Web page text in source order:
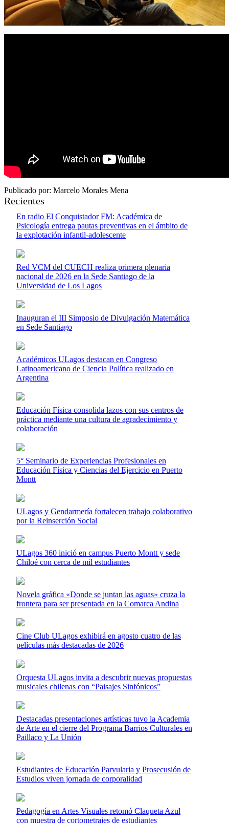
Publicado por: Marcelo Morales Mena
Recientes
En radio El Conquistador FM: Académica de
Psicología entrega pautas preventivas en el ámbito de
la explotación infantil-adolescente
Red VCM del CUECH realiza primera plenaria
nacional de 2026 en la Sede Santiago de la
Universidad de Los Lagos
Inauguran el III Simposio de Divulgación Matemática
en Sede Santiago
Académicos ULagos destacan en Congreso
Latinoamericano de Ciencia Política realizado en
Argentina
Educación Física consolida lazos con sus centros de
práctica mediante una cultura de agradecimiento y
colaboración
5° Seminario de Experiencias Profesionales en
Educación Física y Ciencias del Ejercicio en Puerto
Montt
ULagos y Gendarmería fortalecen trabajo colaborativo
por la Reinserción Social
ULagos 360 inició en campus Puerto Montt y sede
Chiloé con cerca de mil estudiantes
Novela gráfica «Donde se juntan las aguas» cruza la
frontera para ser presentada en la Comarca Andina
Cine Club ULagos exhibirá en agosto cuatro de las
películas más destacadas de 2026
Orquesta ULagos invita a descubrir nuevas propuestas
musicales chilenas con “Paisajes Sinfónicos”
Destacadas presentaciones artísticas tuvo la Academia
de Arte en el cierre del Programa Barrios Culturales en
Paillaco y La Unión
Estudiantes de Educación Parvularia y Prosecusión de
Estudios viven jornada de corporalidad
Pedagogía en Artes Visuales retomó Claqueta Azul
con muestra de cortometrajes de estudiantes